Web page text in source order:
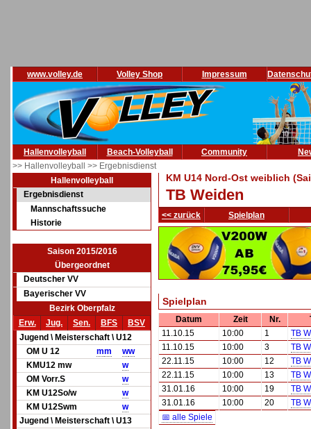
www.volley.de Volley Shop Impressum
Hallenvolleyball Beach-Volleyball Community
>> Hallenvolleyball >> Ergebnisdienst
Hallenvolleyball
Ergebnisdienst
Mannschaftssuche
Historie
Saison 2015/2016
Übergeordnet
Deutscher VV
Bayerischer VV
Bezirk Oberpfalz
Erw.
Jug. Sen. BFS
BSV
Jugend \ Meisterschaft \ U12
OM U 12
mm ww
KMU12 mw
w
OM Vorr.S
w
KM U12So/w
w
KM U12Swm
w
Jugend \ Meisterschaft \ U13
KM U14 Nord-Ost weiblich
TB Weiden
<< zurück Spielplan
Spielplan
Datum Zeit Nr.
11.10.15
10:00 1
TB
11.10.15
10:00 3
TB
22.11.15
10:00 12
TB
22.11.15
10:00 13
TB
31.01.16
10:00 19
TB
31.01.16
10:00 20
TB
📅 alle Spiele